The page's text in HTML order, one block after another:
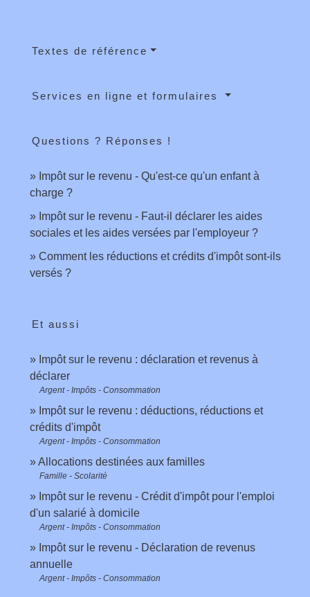
Textes de référence
Services en ligne et formulaires
Questions ? Réponses !
Impôt sur le revenu - Qu'est-ce qu'un enfant à
charge ?
Impôt sur le revenu - Faut-il déclarer les aides
sociales et les aides versées par l'employeur ?
Comment les réductions et crédits d'impôt sont-ils
versés ?
Et aussi
Impôt sur le revenu : déclaration et revenus à
déclarer
Argent - Impôts - Consommation
Impôt sur le revenu : déductions, réductions et
crédits d'impôt
Argent - Impôts - Consommation
Allocations destinées aux familles
Famille - Scolarité
Impôt sur le revenu - Crédit d'impôt pour l'emploi
d'un salarié à domicile
Argent - Impôts - Consommation
Impôt sur le revenu - Déclaration de revenus
annuelle
Argent - Impôts - Consommation